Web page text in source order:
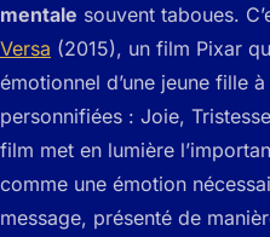
mentale souvent taboues.
Versa (2015), un film Pixar
émotionnel d’une jeune fille
personnifiées : Joie,
film met en lumière
comme une émotion
message, présenté de